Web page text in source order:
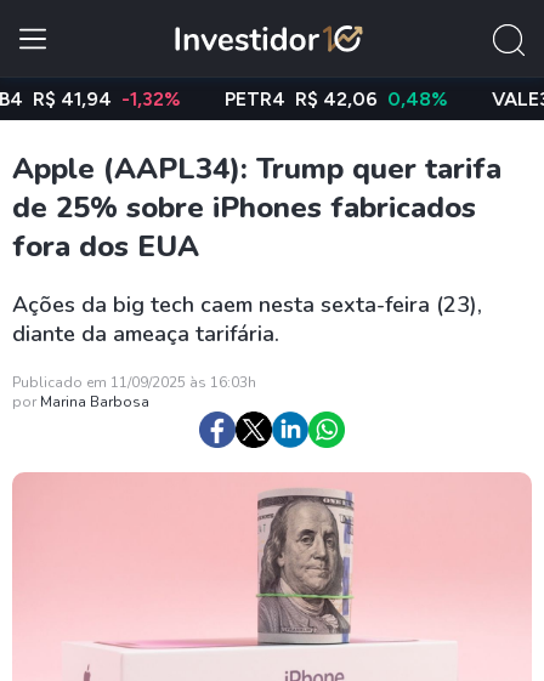
41,94 -1,32% PETR4 R$ 42,06 0,48% VALE3 R$
Apple (AAPL34): Trump quer tarifa
de 25% sobre iPhones fabricados
fora dos EUA
Ações da big tech caem nesta sexta-feira (23),
diante da ameaça tarifária.
Publicado em 11/09/2025 às 16:03h
por Marina Barbosa